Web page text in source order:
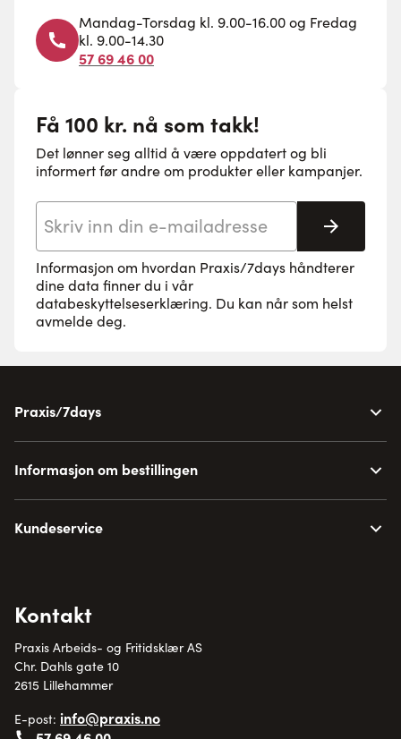
Mandag-Torsdag kl. 9.00-16.00 og Fredag
kl. 9.00-14.30
57 69 46 00
Få 100 kr. nå som takk!
Det lønner seg alltid å være oppdatert og bli
informert før andre om produkter eller kampanjer.
Informasjon om hvordan Praxis/7days håndterer
dine data finner du i vår
databeskyttelseserklæring. Du kan når som helst
avmelde deg.
Praxis/7days
Informasjon om bestillingen
Kundeservice
Kontakt
Praxis Arbeids- og Fritidsklær AS
Chr. Dahls gate 10
2615 Lillehammer
E-post: info@praxis.no